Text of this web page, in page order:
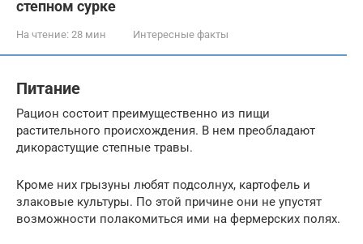
степном сурке
На чтение: 28 мин Интересные факты
Питание
Рацион состоит преимущественно из пищи
растительного происхождения. В нем преобладают
дикорастущие степные травы.
Кроме них грызуны любят подсолнух, картофель и
злаковые культуры. По этой причине они не упустят
возможности полакомиться ими на фермерских полях.